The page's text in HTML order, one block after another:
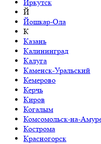
Иркутск
Й
Йошкар-Ола
К
Казань
Калининград
Калуга
Каменск-Уральский
Кемерово
Керчь
Киров
Когалым
Комсомольск-на-
Кострома
Красногорск